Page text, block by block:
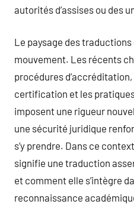
autorités d’assises ou des
Le paysage des
mouvement. Les récents
procédures
certification et les pratiques
imposent une rigueur
une sécurité juridique
s’y prendre. Dans ce
signifie une traduction
et comment elle s’intègre
reconnaissance